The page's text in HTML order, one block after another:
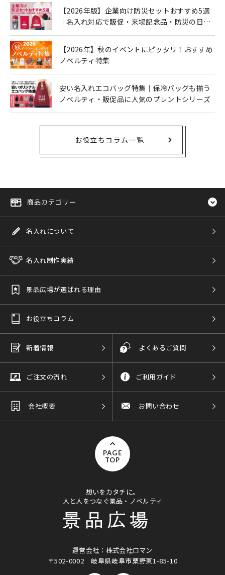
【2026年版】企業向け防災セットおすすめ5選
｜名入れ対応で販促・来場記念品・防災の日に
【2026年】秋のイベントにピッタリ！おすすめ
ノベルティ特集
安い名入れエコバッグ特集｜保冷バッグも揃う
ノベルティ・販促品に人気のプレントシリーズ
お役立ちコラム一覧
商品カテゴリー
名入れについて
名入れ制作実績
景品広場が選ばれる理由
お役立ちコラム
新着情報 よくあるご質問
ご注文の流れ ご利用ガイド
会社概要 お問い合わせ
PAGE
TOP
想いをカタチに。
人と人をつなぐ景品・ノベルティ
運営会社：株式会社ロマン
〒502-0002岐阜県岐阜市粟野東1-85-10